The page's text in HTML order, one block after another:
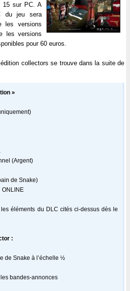
15 sur PC. A
du jeu sera
les versions
les versions
pour 60 euros.
collectors se trouve dans la suite de
»
(Argent)
de Snake)
ONLINE
éléments du DLC cités ci-dessus dès le
:
de Snake à l’échelle ½
bandes-annonces